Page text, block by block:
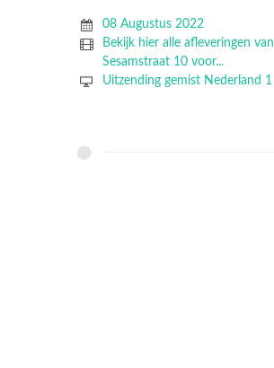
08 Augustus 2022
Bekijk hier alle afleveringen van
Sesamstraat 10 voor...
Uitzending gemist Nederland 1